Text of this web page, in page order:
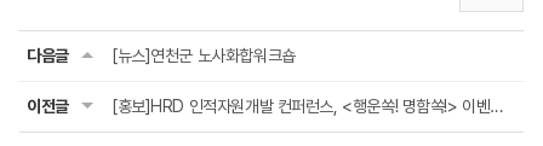
다음글 [뉴스]연천군 노사화합워크숍
이전글 [홍보]HRD 인적자원개발 컨퍼런스, <행운쏙! 명함쏙!> 이벤트 성황리 진행